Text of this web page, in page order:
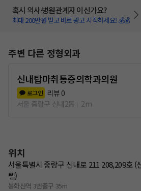
혹시 의사·병원관계자 이신가요?
최대 200만원 받고 바로 광고 시작하세요! 💰💰
주변 다른 정형외과
신내탑마취통증의학과의원
로그인 리뷰 0
서울 중랑구 신내2동
2m
위치
서울특별시 중랑구 신내로 211 208,209호 (
텔)
봉화산역 3번출구 35m